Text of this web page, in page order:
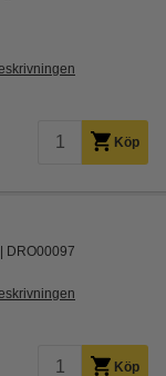
Köp
DRO00097
Köp